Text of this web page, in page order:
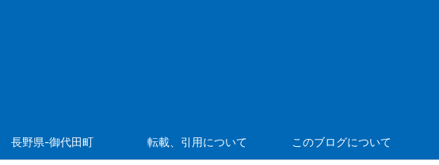
長野県-御代田町 転載、引用について このブログについて